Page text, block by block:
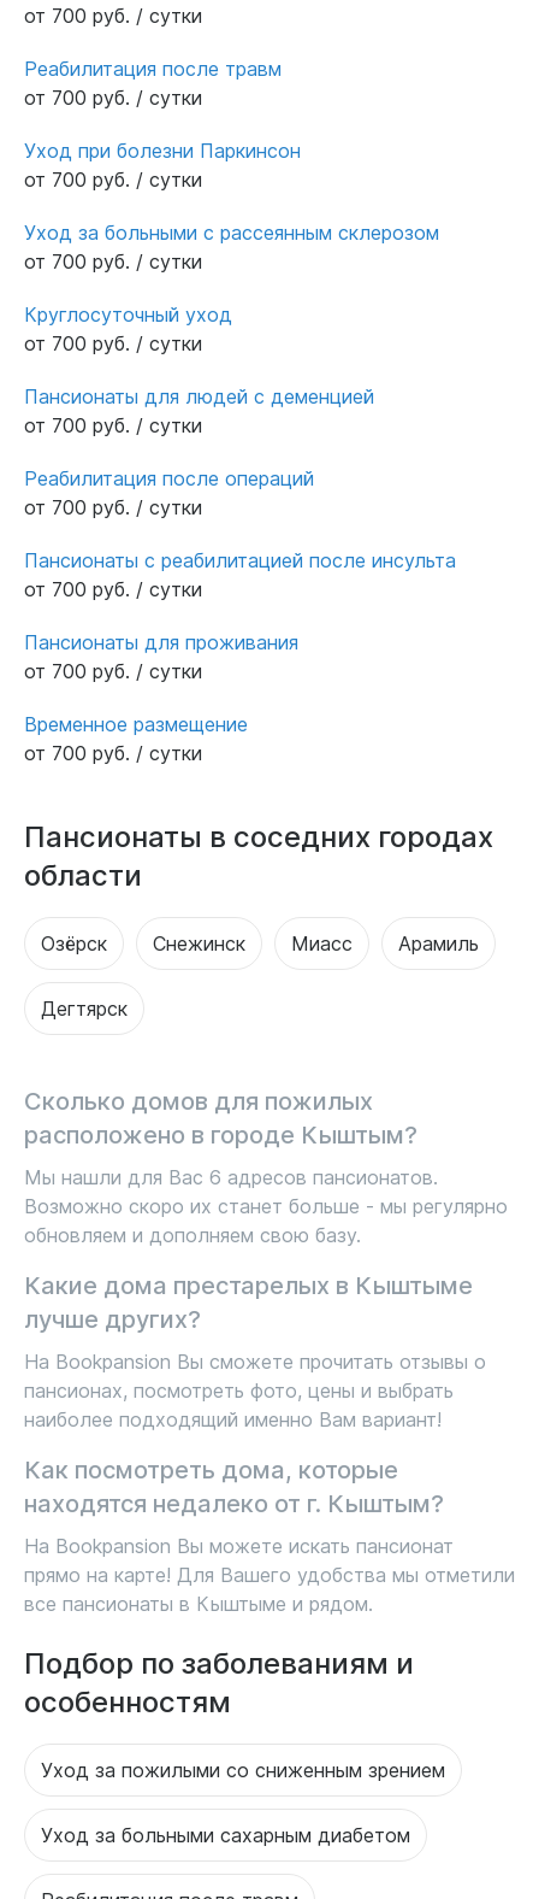
от 700 руб. / сутки
Реабилитация после травм
от 700 руб. / сутки
Уход при болезни Паркинсон
от 700 руб. / сутки
Уход за больными с рассеянным склерозом
от 700 руб. / сутки
Круглосуточный уход
от 700 руб. / сутки
Пансионаты для людей с деменцией
от 700 руб. / сутки
Реабилитация после операций
от 700 руб. / сутки
Пансионаты с реабилитацией после инсульта
от 700 руб. / сутки
Пансионаты для проживания
от 700 руб. / сутки
Временное размещение
от 700 руб. / сутки
Пансионаты в соседних городах
области
Озёрск Снежинск Миасс Арамиль
Дегтярск
Сколько домов для пожилых
расположено в городе Кыштым?
Мы нашли для Вас 6 адресов пансионатов.
Возможно скоро их станет больше - мы регулярно
обновляем и дополняем свою базу.
Какие дома престарелых в Кыштыме
лучше других?
На Bookpansion Вы сможете прочитать отзывы о
пансионах, посмотреть фото, цены и выбрать
наиболее подходящий именно Вам вариант!
Как посмотреть дома, которые
находятся недалеко от г. Кыштым?
На Bookpansion Вы можете искать пансионат
прямо на карте! Для Вашего удобства мы отметили
все пансионаты в Кыштыме и рядом.
Подбор по заболеваниям и
особенностям
Уход за пожилыми со сниженным зрением
Уход за больными сахарным диабетом